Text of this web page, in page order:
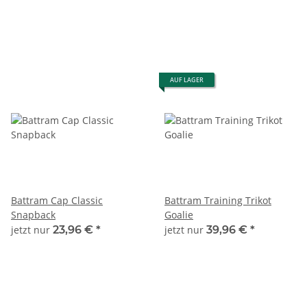
Battram Cap Classic
Snapback
jetzt nur 23,96 € *
AUF LAGER
Battram Training Trikot
Goalie
jetzt nur 39,96 € *